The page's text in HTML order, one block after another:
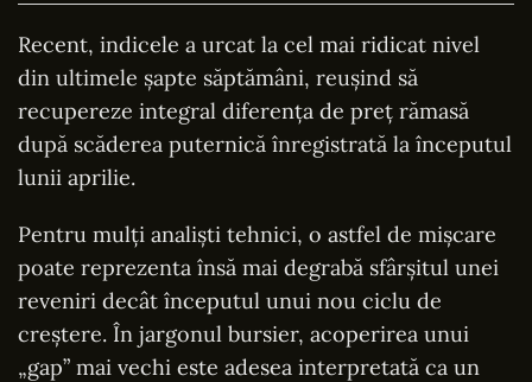
Recent, indicele a urcat la cel mai ridicat nivel
din ultimele șapte săptămâni, reușind să
recupereze integral diferența de preț rămasă
după scăderea puternică înregistrată la începutul
lunii aprilie.
Pentru mulți analiști tehnici, o astfel de mișcare
poate reprezenta însă mai degrabă sfârșitul unei
reveniri decât începutul unui nou ciclu de
creștere. În jargonul bursier, acoperirea unui
„gap” mai vechi este adesea interpretată ca un